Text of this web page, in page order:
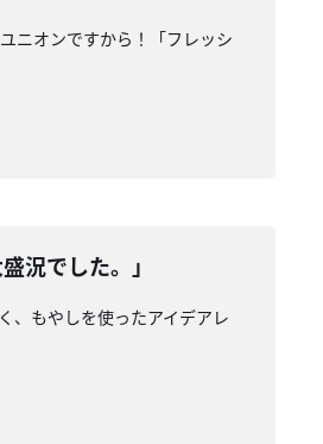
ニオンですから！「フレッシ
況でした。」
、もやしを使ったアイデアレ